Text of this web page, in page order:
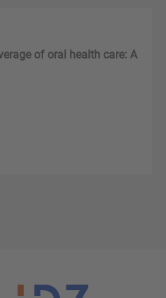
of oral health care: A